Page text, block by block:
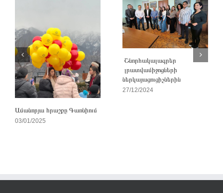
Ամանորյա հրաշքը Գառնիում
03/01/2025
Շնորհակալագրեր
լրատվամիջոցների
ներկայացուցիչներին
27/12/2024